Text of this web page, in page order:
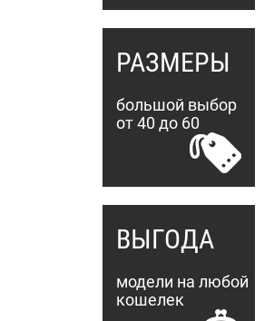
РАЗМЕРЫ
большой выбор
от 40 до 60
ВЫГОДА
модели на любой
кошелек